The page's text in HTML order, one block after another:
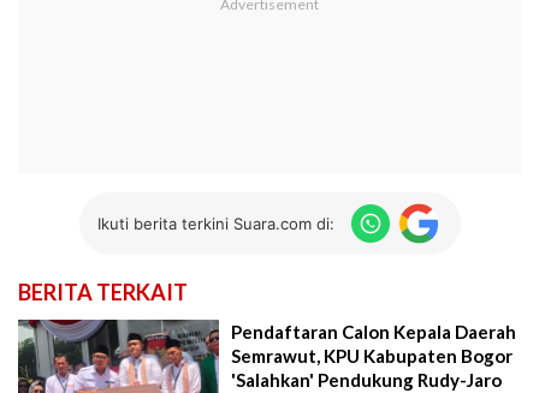
Ikuti berita terkini Suara.com di:
BERITA TERKAIT
Pendaftaran Calon Kepala Daerah
Semrawut, KPU Kabupaten Bogor
'Salahkan' Pendukung Rudy-Jaro